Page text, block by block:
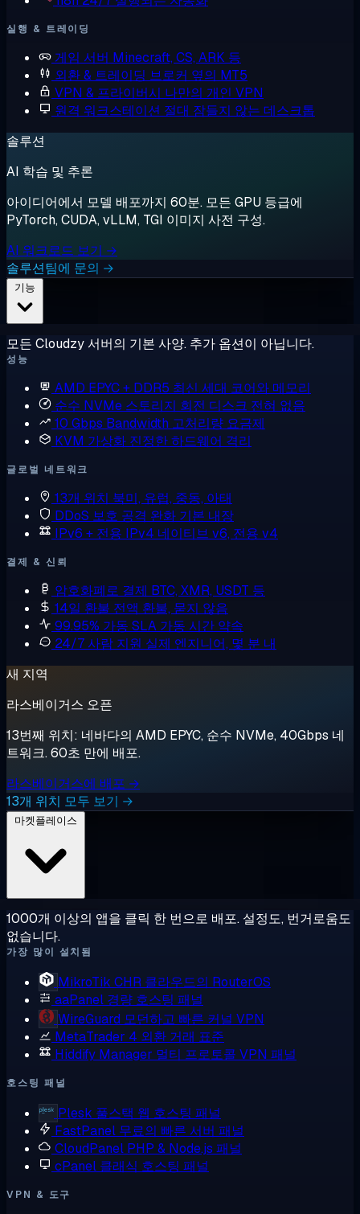
실행 & 트레이딩
게임 서버 Minecraft, CS, ARK 등
외환 & 트레이딩 브로커 옆의 MT5
VPN & 프라이버시 나만의 개인 VPN
원격 워크스테이션 절대 잠들지 않는 데스크톱
솔루션
AI 학습 및 추론
아이디어에서 모델 배포까지 60분. 모든 GPU 등급에
PyTorch, CUDA, vLLM, TGI 이미지 사전 구성.
AI 워크로드 보기 →
솔루션팀에 문의 →
모든 Cloudzy 서버의 기본 사양. 추가 옵션이 아닙니다.
성능
AMD EPYC + DDR5 최신 세대 코어와 메모리
순수 NVMe 스토리지 회전 디스크 전혀 없음
10 Gbps Bandwidth 고처리량 요금제
KVM 가상화 진정한 하드웨어 격리
글로벌 네트워크
13개 위치 북미, 유럽, 중동, 아태
DDoS 보호 공격 완화 기본 내장
IPv6 + 전용 IPv4 네이티브 v6, 전용 v4
결제 & 신뢰
암호화폐로 결제 BTC, XMR, USDT 등
14일 환불 전액 환불, 묻지 않음
99.95% 가동 SLA 가동 시간 약속
24/7 사람 지원 실제 엔지니어, 몇 분 내
새 지역
라스베이거스 오픈
13번째 위치: 네바다의 AMD EPYC, 순수 NVMe, 40Gbps 네
트워크. 60초 만에 배포.
라스베이거스에 배포 →
13개 위치 모두 보기 →
1000개 이상의 앱을 클릭 한 번으로 배포. 설정도, 번거로움도
없습니다.
가장 많이 설치됨
MikroTik CHR 클라우드의 RouterOS
aaPanel 경량 호스팅 패널
WireGuard 모던하고 빠른 커널 VPN
MetaTrader 4 외환 거래 표준
Hiddify Manager 멀티 프로토콜 VPN 패널
호스팅 패널
Plesk 풀스택 웹 호스팅 패널
FastPanel 무료의 빠른 서버 패널
CloudPanel PHP & Node.js 패널
cPanel 클래식 호스팅 패널
VPN & 도구